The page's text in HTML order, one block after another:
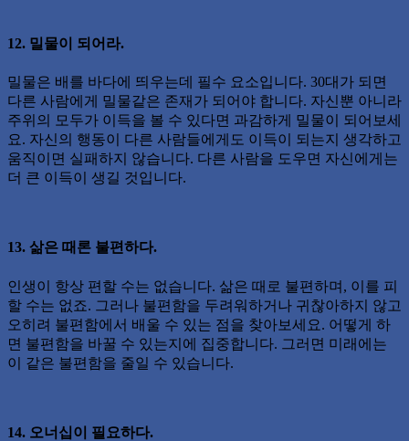
12. 밀물이 되어라.
밀물은 배를 바다에 띄우는데 필수 요소입니다. 30대가 되면
다른 사람에게 밀물같은 존재가 되어야 합니다. 자신뿐 아니라
주위의 모두가 이득을 볼 수 있다면 과감하게 밀물이 되어보세
요. 자신의 행동이 다른 사람들에게도 이득이 되는지 생각하고
움직이면 실패하지 않습니다. 다른 사람을 도우면 자신에게는
더 큰 이득이 생길 것입니다.
13. 삶은 때론 불편하다.
인생이 항상 편할 수는 없습니다. 삶은 때로 불편하며, 이를 피
할 수는 없죠. 그러나 불편함을 두려워하거나 귀찮아하지 않고
오히려 불편함에서 배울 수 있는 점을 찾아보세요. 어떻게 하
면 불편함을 바꿀 수 있는지에 집중합니다. 그러면 미래에는
이 같은 불편함을 줄일 수 있습니다.
14. 오너십이 필요하다.